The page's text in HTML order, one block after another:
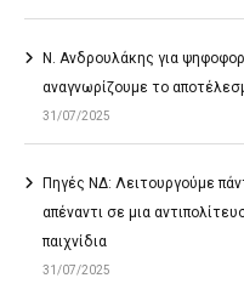
Ν. Ανδρουλάκης για
αναγνωρίζουμε το
31/07/2025
Πηγές ΝΔ: Λειτουργούμε
απέναντι σε μια
παιχνίδια
31/07/2025